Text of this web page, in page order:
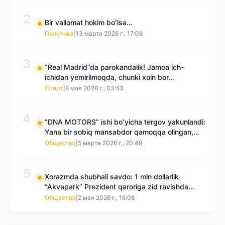
2 Bir vallomat hokim boʻlsa…
Политика 13 марта 2026 г., 17:08
3
“Real Madrid”da parokandalik! Jamoa ich-
ichidan yemirilmoqda, chunki xoin bor...
Спорт 8 мая 2026 г., 03:53
4
“DNA MOTORS” ishi boʻyicha tergov yakunlandi:
Yana bir sobiq mansabdor qamoqqa olingan,
Saidnazirxanovaning “zami” gʻoyib boʻlgan
Общество 5 марта 2026 г., 20:49
5
Xorazmda shubhali savdo: 1 mln dollarlik
“Akvapark” Prezident qaroriga zid ravishda
sotilgani maʼlum boʻldi
Общество 2 мая 2026 г., 16:08